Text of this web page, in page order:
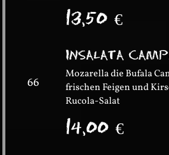
13,50€
66
INSALATA
Mozarella die Bufala
frischen Feigen und
Rucola-Salat
14,00€